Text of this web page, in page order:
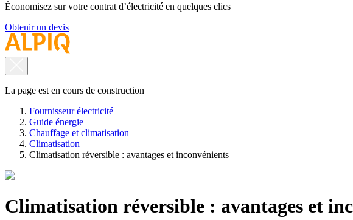
Économisez sur votre contrat d’électricité en quelques clics
Obtenir un devis
La page est en cours de construction
Fournisseur électricité
Guide énergie
Chauffage et climatisation
Climatisation
Climatisation réversible : avantages et inconvénients
Climatisation réversible : avantages et